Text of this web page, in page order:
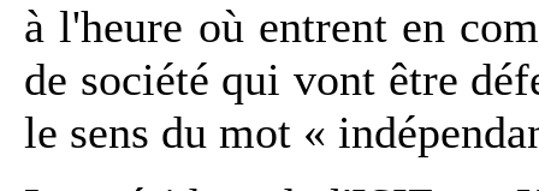
à l'heure où entrent en
de société qui vont être
le sens du mot «